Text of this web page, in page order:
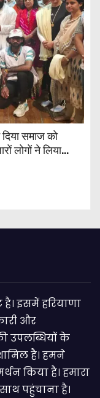
समाज को
लोगों ने लिया
इसमें हरियाणा
और
उपलब्धियों के
है। हमने
किया है। हमारा
पहुंचाना है।